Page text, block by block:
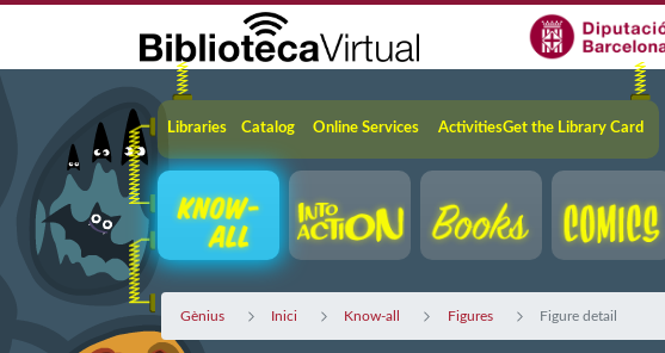
Navigation
Libraries Catalog Online Services ActivitiesGet the Library Card
Gènius Inici Know-all Figures Figure detail